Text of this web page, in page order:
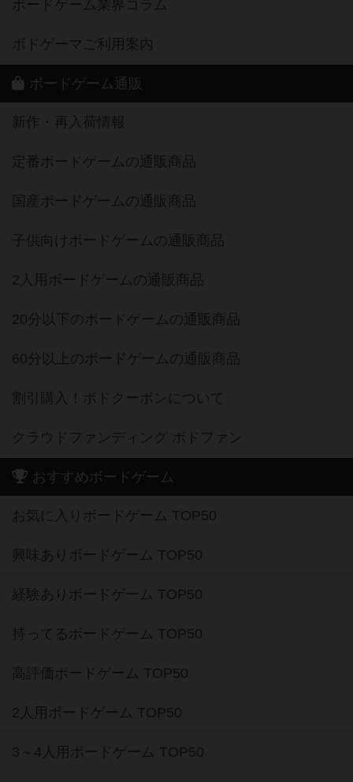
ボードゲーム業界コラム
ボドゲーマご利用案内
ボードゲーム通販
新作・再入荷情報
定番ボードゲームの通販商品
国産ボードゲームの通販商品
子供向けボードゲームの通販商品
2人用ボードゲームの通販商品
20分以下のボードゲームの通販商品
60分以上のボードゲームの通販商品
割引購入！ボドクーポンについて
クラウドファンディング ボドファン
おすすめボードゲーム
お気に入りボードゲーム TOP50
興味ありボードゲーム TOP50
経験ありボードゲーム TOP50
持ってるボードゲーム TOP50
高評価ボードゲーム TOP50
2人用ボードゲーム TOP50
3～4人用ボードゲーム TOP50